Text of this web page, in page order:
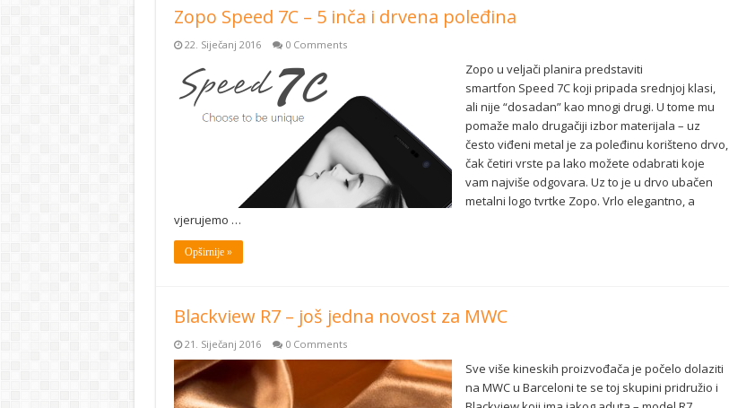
Zopo Speed 7C – 5 inča i drvena poleđina
22. Siječanj 2016 0 Comments
Zopo u veljači planira predstaviti
smartfon Speed 7C koji pripada srednjoj klasi,
ali nije “dosadan” kao mnogi drugi. U tome mu
pomaže malo drugačiji izbor materijala – uz
često viđeni metal je za poleđinu korišteno drvo,
čak četiri vrste pa lako možete odabrati koje
vam najviše odgovara. Uz to je u drvo ubačen
metalni logo tvrtke Zopo. Vrlo elegantno, a
vjerujemo …
Opširnije »
Blackview R7 – još jedna novost za MWC
21. Siječanj 2016 0 Comments
Sve više kineskih proizvođača je počelo dolaziti
na MWC u Barceloni te se toj skupini pridružio i